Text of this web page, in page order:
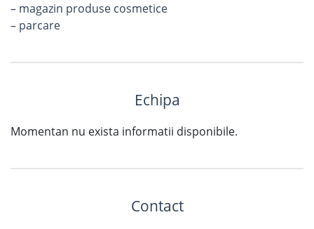
– magazin produse cosmetice
– parcare
Echipa
Momentan nu exista informatii disponibile.
Contact